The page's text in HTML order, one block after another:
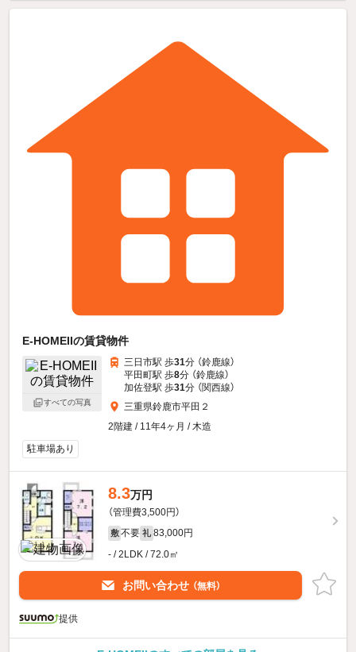
E-HOMEIIの賃貸物件
すべての写真
三日市駅 歩31分 （鈴鹿線）
平田町駅 歩8分 （鈴鹿線）
加佐登駅 歩31分 （関西線）
三重県鈴鹿市平田２
2階建 / 11年4ヶ月 / 木造
駐車場あり
8.3万円
（管理費3,500円）
敷 不要 礼 83,000円
- / 2LDK / 72.0㎡
お問い合わせ （無料）
提供